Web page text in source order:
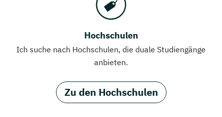
Hochschulen
Ich suche nach Hochschulen, die duale Studiengänge
anbieten.
Zu den Hochschulen